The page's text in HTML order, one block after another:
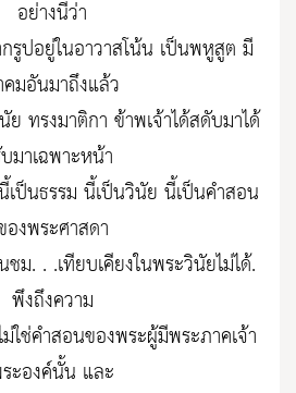
อย่างนี้ว่า
รูปอยู่ในอาวาสโน้น เป็นพหูสูต มี
มอันมาถึงแล้ว
ย ทรงมาติกา ข้าพเจ้าได้สดับมาได้
มาเฉพาะหน้า
เป็นธรรม นี้เป็นวินัย นี้เป็นคำสอน
องพระศาสดา
ม. . .เทียบเคียงในพระวินัยไม่ได้.
พึงถึงความ
ใช่คำสอนของพระผู้มีพระภาคเจ้า
ะองค์นั้น และ